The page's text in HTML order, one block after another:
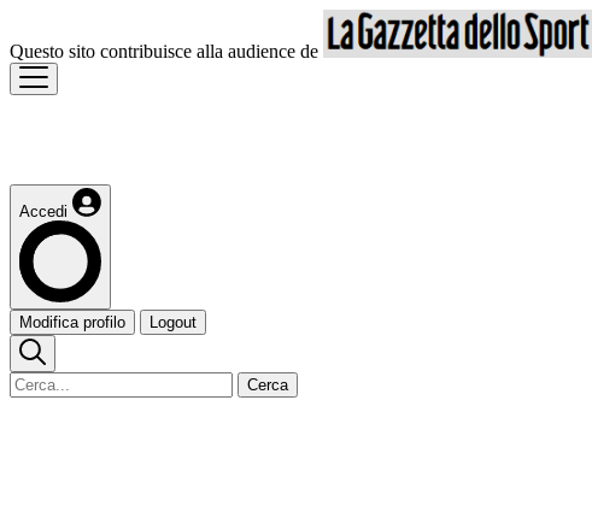
Questo sito contribuisce alla audience de
Accedi
Modifica profilo Logout
Cerca